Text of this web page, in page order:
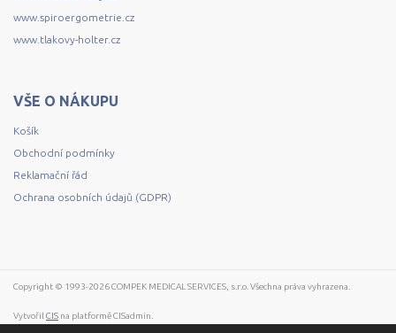
www.spiroergometrie.cz
www.tlakovy-holter.cz
VŠE O NÁKUPU
Košík
Obchodní podmínky
Reklamační řád
Ochrana osobních údajů (GDPR)
Copyright © 1993-2026 COMPEK MEDICAL SERVICES, s.r.o. Všechna práva vyhrazena.
Vytvořil CIS na platformě CISadmin.